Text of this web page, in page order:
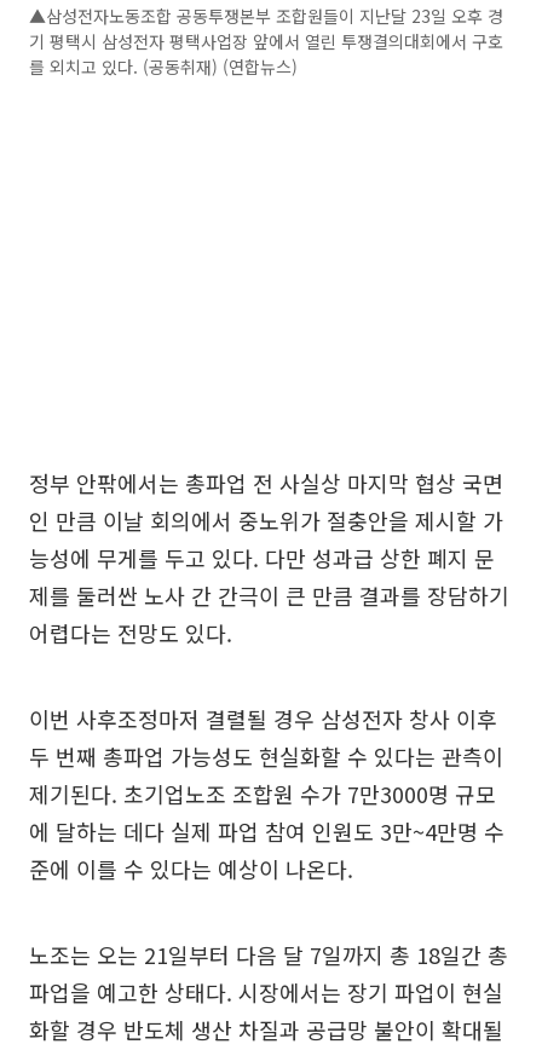
▲삼성전자노동조합 공동투쟁본부 조합원들이 지난달 23일 오후 경
기 평택시 삼성전자 평택사업장 앞에서 열린 투쟁결의대회에서 구호
를 외치고 있다. (공동취재) (연합뉴스)
정부 안팎에서는 총파업 전 사실상 마지막 협상 국면
인 만큼 이날 회의에서 중노위가 절충안을 제시할 가
능성에 무게를 두고 있다. 다만 성과급 상한 폐지 문
제를 둘러싼 노사 간 간극이 큰 만큼 결과를 장담하기
어렵다는 전망도 있다.
이번 사후조정마저 결렬될 경우 삼성전자 창사 이후
두 번째 총파업 가능성도 현실화할 수 있다는 관측이
제기된다. 초기업노조 조합원 수가 7만3000명 규모
에 달하는 데다 실제 파업 참여 인원도 3만~4만명 수
준에 이를 수 있다는 예상이 나온다.
노조는 오는 21일부터 다음 달 7일까지 총 18일간 총
파업을 예고한 상태다. 시장에서는 장기 파업이 현실
화할 경우 반도체 생산 차질과 공급망 불안이 확대될